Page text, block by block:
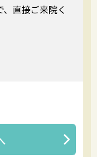
直接ご来院く